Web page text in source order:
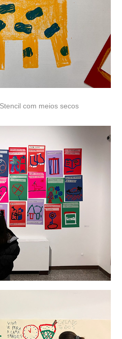
com meios secos